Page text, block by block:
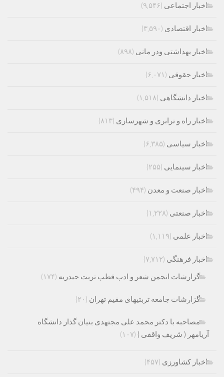
اخبار اجتماعی (۹,۵۴۶)
اخبار اقتصادی (۳,۵۹۰)
اخبار بهداشتی ودر مانی (۸۹۸)
اخبار حقوقی (۶,۰۷۱)
اخبار دانشگاهی (۱,۵۱۸)
اخبار راه و ترابری و شهرسازی (۸۱۳)
اخبار سیاسی (۶,۳۸۵)
اخبار سینمایی (۲۵۵)
اخبار صنعت و معدن (۴۹۴)
اخبار صنعتی (۱,۲۲۸)
اخبار علمی (۱,۱۱۹)
اخبار فرهنگی (۷,۷۱۲)
گزارشات انجمن شعر و ادب قطب تربت حیدریه (۱۷۴)
گزارشات جامعه تربتیهای مقیم تهران (۲۰)
مصاحبه با دکتر محمد علی مجتهدی بنیان گذار دانشگاه
آریامهر ( شریف واقفی ) (۱۰۷)
اخبار کشاورزی (۴۵۷)